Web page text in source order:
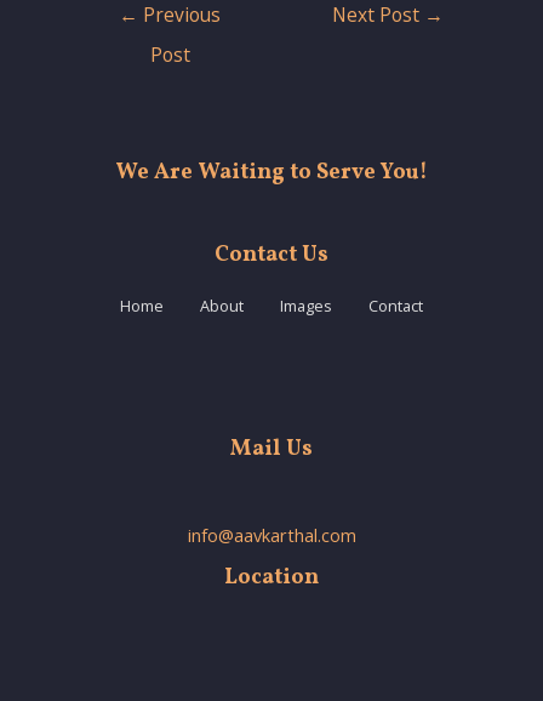
← Previous
Post
Next Post →
We Are Waiting to Serve You!
Contact Us
Home About Images Contact
Mail Us
info@aavkarthal.com
Location